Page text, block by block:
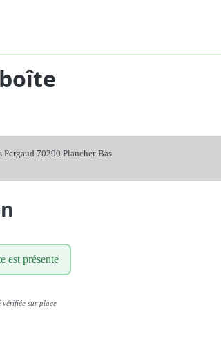
70290 Plancher-Bas
est présente
vérifiée sur place